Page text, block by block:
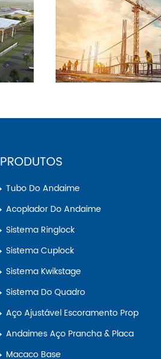
PRODUTOS
Tubo Do Andaime
Acoplador Do Andaime
Sistema Ringlock
Sistema Cuplock
Sistema Kwikstage
Sistema Do Quadro
Aço Ajustável Escoramento Prop
Andaimes Aço Prancha & Placa
Macaco Base